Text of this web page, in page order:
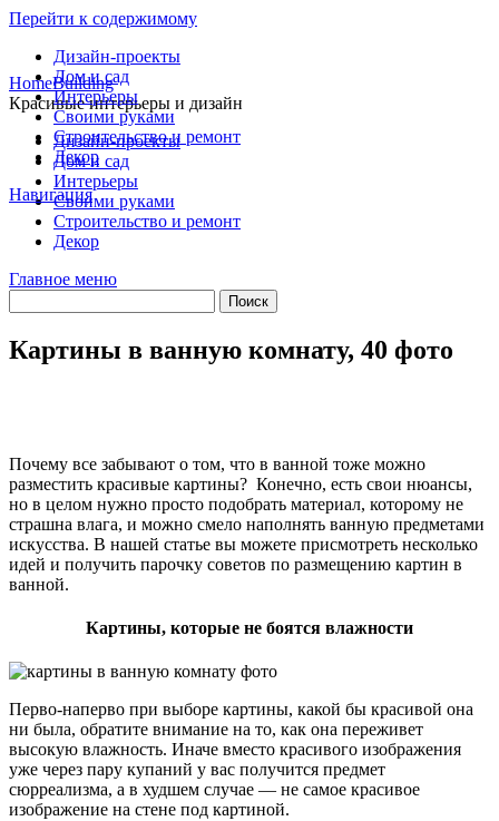
Перейти к содержимому
Дизайн-проекты
Дом и сад
Интерьеры
Своими руками
Строительство и ремонт
Декор
Навигация
HomeBuilding
Красивые интерьеры и дизайн
Дизайн-проекты
Дом и сад
Интерьеры
Своими руками
Строительство и ремонт
Декор
Главное меню
Картины в ванную комнату, 40 фото
Почему все забывают о том, что в ванной тоже можно
разместить красивые картины? Конечно, есть свои нюансы,
но в целом нужно просто подобрать материал, которому не
страшна влага, и можно смело наполнять ванную предметами
искусства. В нашей статье вы можете присмотреть несколько
идей и получить парочку советов по размещению картин в
ванной.
Картины, которые не боятся влажности
Перво-наперво при выборе картины, какой бы красивой она
ни была, обратите внимание на то, как она переживет
высокую влажность. Иначе вместо красивого изображения
уже через пару купаний у вас получится предмет
сюрреализма, а в худшем случае — не самое красивое
изображение на стене под картиной.